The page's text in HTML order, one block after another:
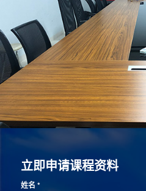
立即申请课程资料
姓名 *